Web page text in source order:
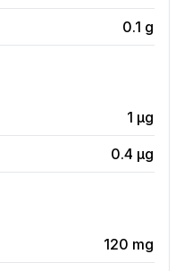
0.1 g
1 µg
0.4 µg
120 mg